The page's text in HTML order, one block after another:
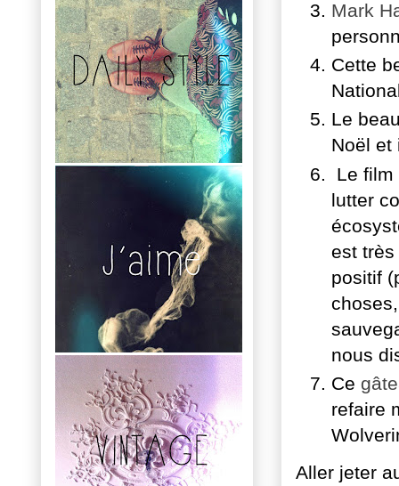
Mark
Cette
Le
Noël
Le film
lutter
est
positif
nous
Ce
refaire
Aller jeter